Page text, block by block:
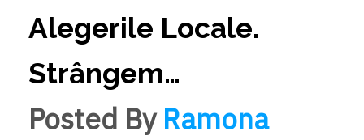
Alegerile Locale.
Strângem…
Posted ByRamona